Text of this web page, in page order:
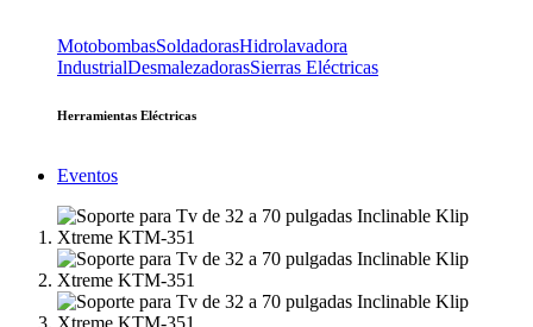
MotobombasSoldadorasHidrolavadora
IndustrialDesmalezadorasSierras Eléctricas
Herramientas Eléctricas
Eventos